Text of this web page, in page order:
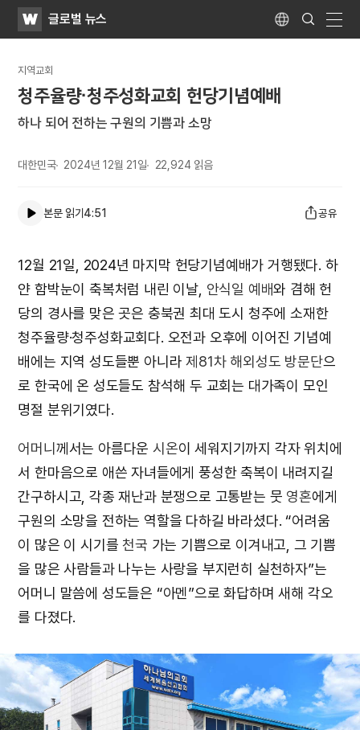
WATV글로벌 뉴스 Language
Search
Submit
지역교회
청주율량·청주성화교회 헌당기념예배
하나 되어 전하는 구원의 기쁨과 소망
대한민국 2024년 12월 21일 22,924 읽음
본문 읽기4:51 공유
12월 21일, 2024년 마지막 헌당기념예배가 거행됐다. 하
얀 함박눈이 축복처럼 내린 이날, 안식일 예배와 겸해 헌
당의 경사를 맞은 곳은 충북권 최대 도시 청주에 소재한
청주율량·청주성화교회다. 오전과 오후에 이어진 기념예
배에는 지역 성도들뿐 아니라제81차 해외성도 방문단으
로 한국에 온 성도들도 참석해 두 교회는 대가족이 모인
명절 분위기였다.
어머니 께서는 아름다운 시온이 세워지기까지 각자 위치에
서 한마음으로 애쓴 자녀들에게 풍성한 축복이 내려지길
간구하시고, 각종 재난과 분쟁으로 고통받는 뭇 영혼에게
구원의 소망을 전하는 역할을 다하길 바라셨다. “어려움
이 많은 이 시기를천국 가는 기쁨으로 이겨내고, 그 기쁨
을 많은 사람들과 나누는 사랑을 부지런히 실천하자”는
어머니 말씀에 성도들은 “아멘”으로 화답하며 새해 각오
를 다졌다.